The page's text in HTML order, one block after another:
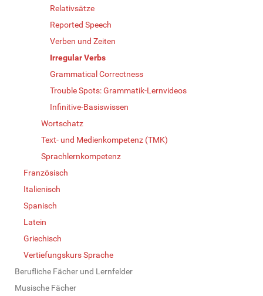
Relativsätze
Reported Speech
Verben und Zeiten
Irregular Verbs
Grammatical Correctness
Trouble Spots: Grammatik-Lernvideos
Infinitive-Basiswissen
Wortschatz
Text- und Medienkompetenz (TMK)
Sprachlernkompetenz
Französisch
Italienisch
Spanisch
Latein
Griechisch
Vertiefungskurs Sprache
Berufliche Fächer und Lernfelder
Musische Fächer